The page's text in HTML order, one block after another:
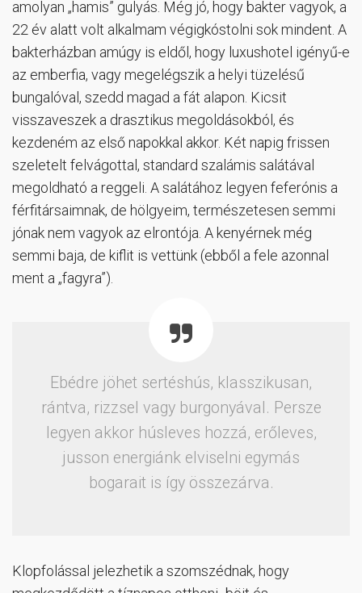
amolyan „hamis” gulyás. Még jó, hogy bakter vagyok, a
22 év alatt volt alkalmam végigkóstolni sok mindent. A
bakterházban amúgy is eldől, hogy luxushotel igényű-e
az emberfia, vagy megelégszik a helyi tüzelésű
bungalóval, szedd magad a fát alapon. Kicsit
visszaveszek a drasztikus megoldásokból, és
kezdeném az első napokkal akkor. Két napig frissen
szeletelt felvágottal, standard szalámis salátával
megoldható a reggeli. A salátához legyen feferónis a
férfitársaimnak, de hölgyeim, természetesen semmi
jónak nem vagyok az elrontója. A kenyérnek még
semmi baja, de kiflit is vettünk (ebből a fele azonnal
ment a „fagyra”).
Ebédre jöhet sertéshús, klasszikusan,
rántva, rizzsel vagy burgonyával. Persze
legyen akkor húsleves hozzá, erőleves,
jusson energiánk elviselni egymás
bogarait is így összezárva.
Klopfolással jelezhetik a szomszédnak, hogy